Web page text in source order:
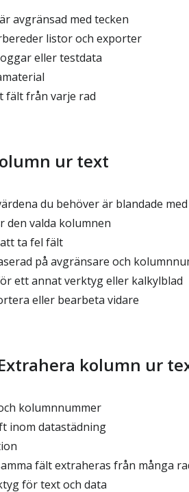
avgränsad med tecken
listor och exporter
eller testdata
fält från varje rad
ur text
du behöver är blandade
den valda kolumnen
ta fel fält
på avgränsare och
ett annat verktyg eller kalkylblad
eller bearbeta vidare
kolumn ur
kolumnnummer
inom datastädning
fält extraheras från många
för text och data